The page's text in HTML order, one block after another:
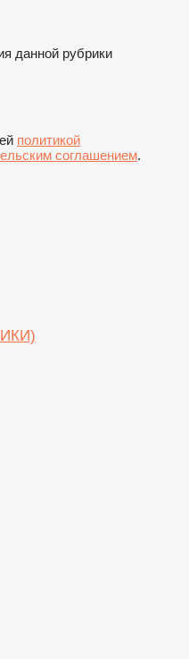
данной рубрики
политикой
соглашением.